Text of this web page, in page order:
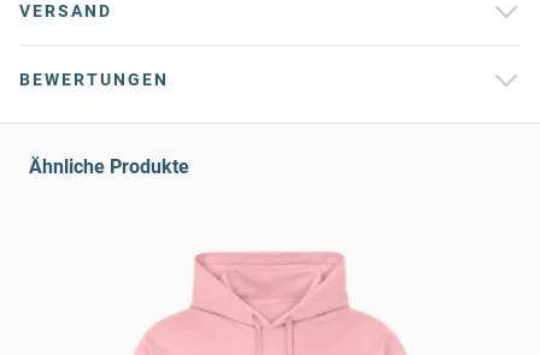
VERSAND
BEWERTUNGEN
Ähnliche Produkte